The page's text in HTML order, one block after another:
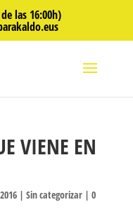
las 16:00h)
VIENE EN
| Sin categorizar| 0